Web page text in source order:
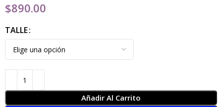
$890.00
TALLE
Añadir Al Carrito